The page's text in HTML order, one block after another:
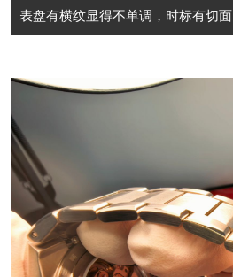
表盘有横纹显得不单调，时标有切面